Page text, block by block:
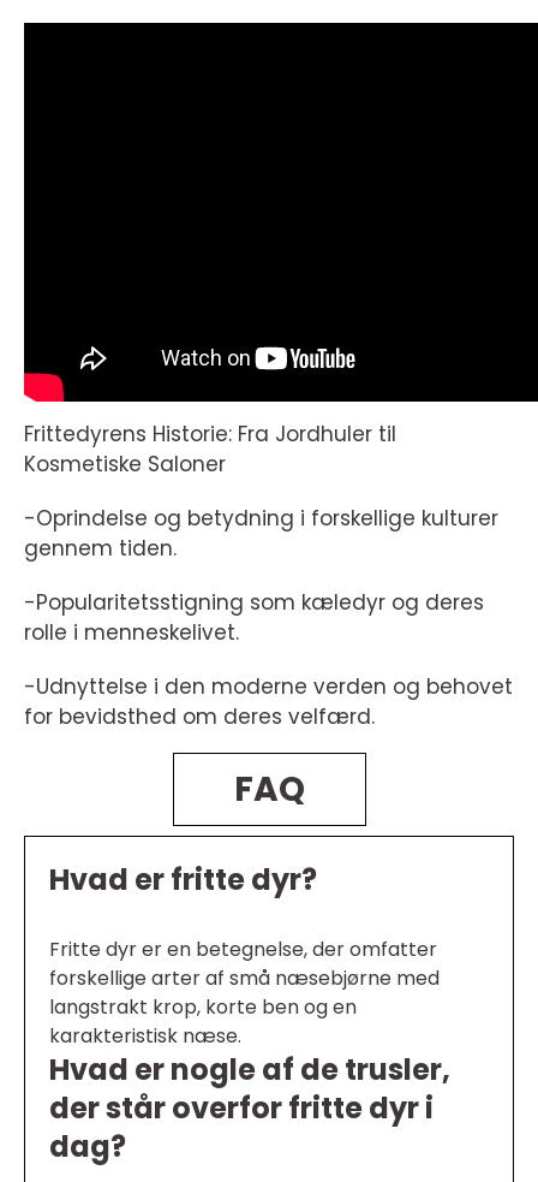
Frittedyrens Historie: Fra Jordhuler til
Kosmetiske Saloner
-Oprindelse og betydning i forskellige kulturer
gennem tiden.
-Popularitetsstigning som kæledyr og deres
rolle i menneskelivet.
-Udnyttelse i den moderne verden og behovet
for bevidsthed om deres velfærd.
FAQ
Hvad er fritte dyr?
Fritte dyr er en betegnelse, der omfatter
forskellige arter af små næsebjørne med
langstrakt krop, korte ben og en
karakteristisk næse.
Hvad er nogle af de trusler,
der står overfor fritte dyr i
dag?